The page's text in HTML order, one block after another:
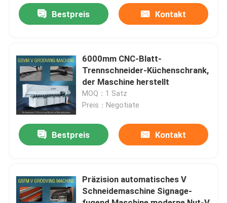
Produkte
Hochgeschwindigkeitsv, das Maschine fugt
Fugende Maschine CNC V
Automatisches V, das Maschine fugt
V-Groover-Maschine
Bestpreis Kontakt
6000mm CNC-Blatt-
Trennschneider-Küchenschrank,
der Maschine herstellt
MOQ：1 Satz
Preis：Negotiate
Bestpreis Kontakt
Präzision automatisches V
Schneidemaschine Signage-